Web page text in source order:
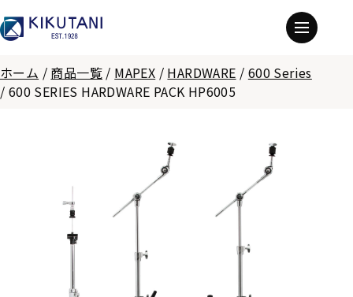
ホーム / 商品一覧 / MAPEX / HARDWARE / 600 Series
/ 600 SERIES HARDWARE PACK HP6005